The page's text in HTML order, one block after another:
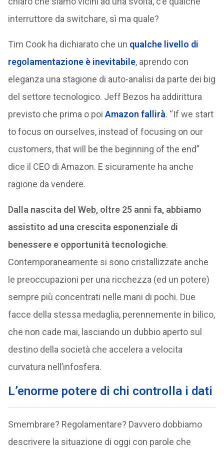
interruttore da switchare, sì ma quale?
Tim Cook ha dichiarato che un qualche livello di
regolamentazione è inevitabile, aprendo con
eleganza una stagione di auto-analisi da parte dei big
del settore tecnologico. Jeff Bezos ha addirittura
previsto che prima o poi Amazon fallirà. “If we start
to focus on ourselves, instead of focusing on our
customers, that will be the beginning of the end”
dice il CEO di Amazon. E sicuramente ha anche
ragione da vendere.
Dalla nascita del Web, oltre 25 anni fa, abbiamo
assistito ad una crescita esponenziale di
benessere e opportunità tecnologiche.
Contemporaneamente si sono cristallizzate anche
le preoccupazioni per una ricchezza (ed un potere)
sempre più concentrati nelle mani di pochi. Due
facce della stessa medaglia, perennemente in bilico,
che non cade mai, lasciando un dubbio aperto sul
destino della società che accelera a velocita
curvatura nell’infosfera.
L’enorme potere di chi controlla i dati
Smembrare? Regolamentare? Davvero dobbiamo
descrivere la situazione di oggi con parole che